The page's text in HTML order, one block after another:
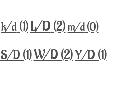
k/d(1)L/D (2)m/d(0)
S/D (1)W/D (2)Y/D (1)